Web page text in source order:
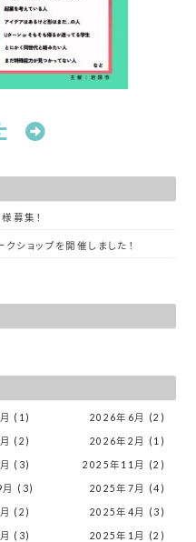
募集！
ショップを開催しました！
(1) 2026年6月 (2)
(2) 2026年2月 (1)
(3) 2025年11月 (2)
月 (3) 2025年7月 (4)
(2) 2025年4月 (3)
(3) 2025年1月 (2)